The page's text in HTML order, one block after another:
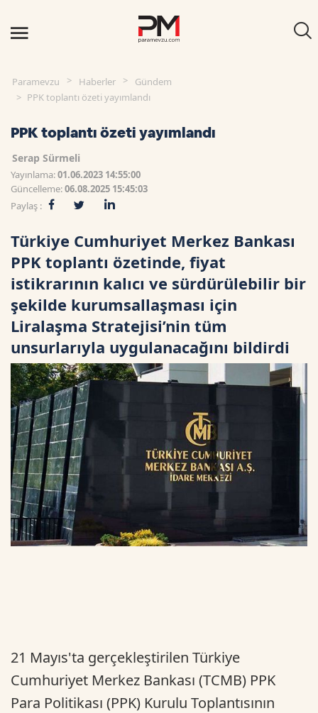
Paramevzu Haberler
Gündem
PPK toplantı özeti yayımlandı
PPK toplantı özeti yayımlandı
Serap Sürmeli
Yayınlama:01.06.2023 14:55:00
Güncelleme:06.08.2025 15:45:03
Paylaş :
Türkiye Cumhuriyet Merkez Bankası
PPK toplantı özetinde, fiyat
istikrarının kalıcı ve sürdürülebilir bir
şekilde kurumsallaşması için
Liralaşma Stratejisi’nin tüm
unsurlarıyla uygulanacağını bildirdi
21 Mayıs'ta gerçekleştirilen Türkiye
Cumhuriyet Merkez Bankası (TCMB) PPK
Para Politikası (PPK) Kurulu Toplantısının